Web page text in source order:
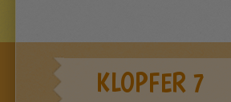
KLOPFER 7